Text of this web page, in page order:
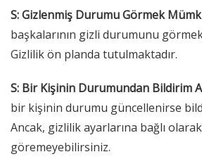
S: Gizlenmiş Durumu Görmek
başkalarının gizli durumunu
Gizlilik ön planda tutulmaktadır.
S: Bir Kişinin Durumundan Bildirim
bir kişinin durumu güncellenirse
Ancak, gizlilik ayarlarına bağlı
göremeyebilirsiniz.